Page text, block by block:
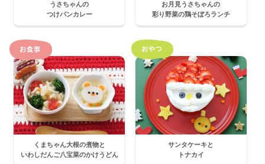
うさちゃんの
つけパンカレー
お月見うさちゃんの
彩り野菜の鶏そぼろランチ
くまちゃん大根の煮物と
いわしだんご八宝菜のかけうどん
サンタケーキと
トナカイ